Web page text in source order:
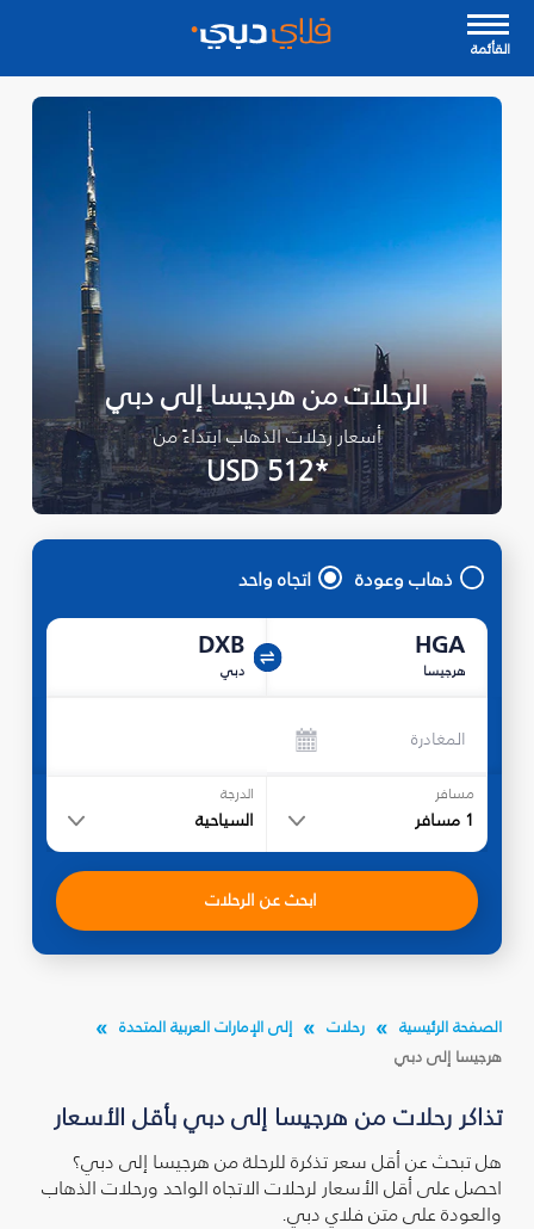
القأئمة
الرحلات من هرجيسا إلى دبي
أسعار رحلات الذهاب ابتداءً من
*USD 512
ذهاب وعودة اتجاه واحد
HGA
هرجيسا
DXB
دبي
المغادرة
مسافر
1 مسافر
الدرجة
السياحية
ابحث عن الرحلات
الصفحة الرئيسية رحلات
إلى الإمارات العربية المتحدة
هرجيسا إلى دبي
تذاكر رحلات من هرجيسا إلى دبي بأقل الأسعار
هل تبحث عن أقل سعر تذكرة للرحلة من هرجيسا إلى دبي؟
احصل على أقل الأسعار لرحلات الاتجاه الواحد ورحلات الذهاب
والعودة على متن فلاي دبي.